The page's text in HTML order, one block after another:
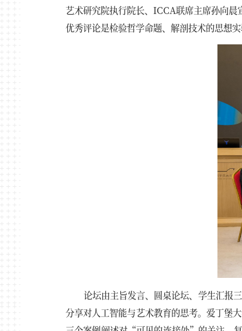
艺术研究院执行院长、ICCA联席主席孙向晨
优秀评论是检验哲学命题、解剖技术的思想实
论坛由主旨发言、圆桌论坛、学生汇报
分享对人工智能与艺术教育的思考。爱丁堡